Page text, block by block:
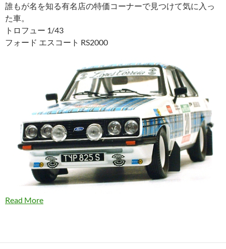
誰もが名を知る有名店の特価コーナーで見つけて気に入っ
た車。
トロフュー 1/43
フォード エスコート RS2000
Read More